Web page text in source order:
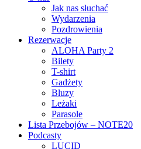
Jak nas słuchać
Wydarzenia
Pozdrowienia
Rezerwacje
ALOHA Party 2
Bilety
T-shirt
Gadżety
Bluzy
Leżaki
Parasole
Lista Przebojów – NOTE20
Podcasty
LUCID